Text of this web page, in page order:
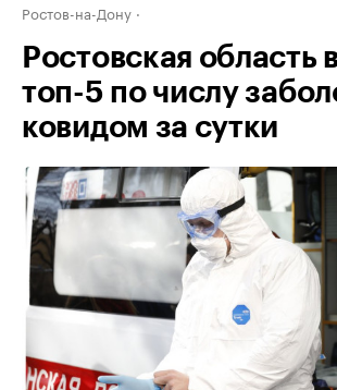
Ростов-на-Дону
Ростовская область
топ-5 по числу
ковидом за сутки